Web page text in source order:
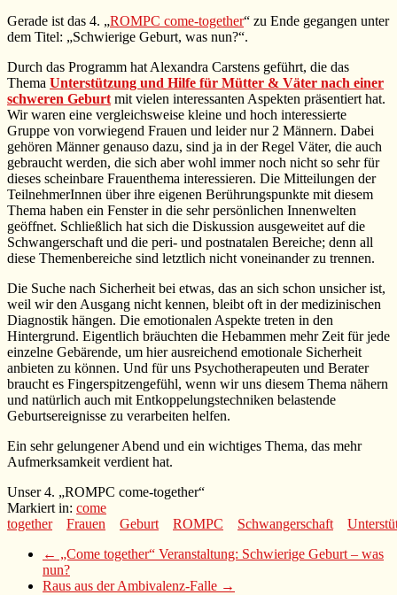
Gerade ist das 4. „ROMPC come-together“ zu Ende gegangen unter
dem Titel: „Schwierige Geburt, was nun?“.
Durch das Programm hat Alexandra Carstens geführt, die das
Thema Unterstützung und Hilfe für Mütter & Väter nach einer
schweren Geburt mit vielen interessanten Aspekten präsentiert hat.
Wir waren eine vergleichsweise kleine und hoch interessierte
Gruppe von vorwiegend Frauen und leider nur 2 Männern. Dabei
gehören Männer genauso dazu, sind ja in der Regel Väter, die auch
gebraucht werden, die sich aber wohl immer noch nicht so sehr für
dieses scheinbare Frauenthema interessieren. Die Mitteilungen der
TeilnehmerInnen über ihre eigenen Berührungspunkte mit diesem
Thema haben ein Fenster in die sehr persönlichen Innenwelten
geöffnet. Schließlich hat sich die Diskussion ausgeweitet auf die
Schwangerschaft und die peri- und postnatalen Bereiche; denn all
diese Themenbereiche sind letztlich nicht voneinander zu trennen.
Die Suche nach Sicherheit bei etwas, das an sich schon unsicher ist,
weil wir den Ausgang nicht kennen, bleibt oft in der medizinischen
Diagnostik hängen. Die emotionalen Aspekte treten in den
Hintergrund. Eigentlich bräuchten die Hebammen mehr Zeit für jede
einzelne Gebärende, um hier ausreichend emotionale Sicherheit
anbieten zu können. Und für uns Psychotherapeuten und Berater
braucht es Fingerspitzengefühl, wenn wir uns diesem Thema nähern
und natürlich auch mit Entkoppelungstechniken belastende
Geburtsereignisse zu verarbeiten helfen.
Ein sehr gelungener Abend und ein wichtiges Thema, das mehr
Aufmerksamkeit verdient hat.
Unser 4. „ROMPC come-together“
Markiert in: come
together
Frauen Geburt ROMPC Schwangerschaft
← „Come together“ Veranstaltung: Schwierige Geburt – was
nun?
Raus aus der Ambivalenz-Falle →